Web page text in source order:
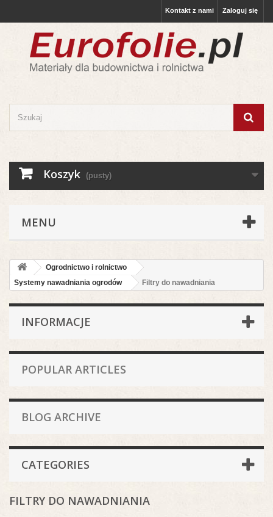
Zaloguj się
Kontakt z nami
Koszyk (pusty)
MENU
Ogrodnictwo i rolnictwo
Systemy nawadniania ogrodów
Filtry do nawadniania
INFORMACJE
POPULAR ARTICLES
BLOG ARCHIVE
CATEGORIES
FILTRY DO NAWADNIANIA